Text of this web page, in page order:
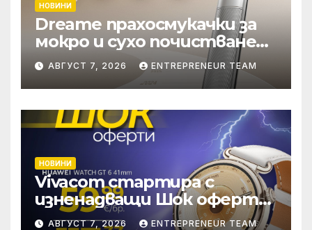
НОВИНИ
Dreame прахосмукачки за
мокро и сухо почистване
надхвърлиха 2 000
патентни заявки в
световен мащаб
АВГУСТ 7, 2026 ENTREPRENEUR TEAM
НОВИНИ
Vivacom стартира с
изненадващи Шок оферти
през август онлайн
АВГУСТ 7, 2026 ENTREPRENEUR TEAM